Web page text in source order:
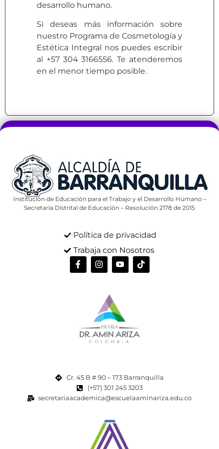
desarrollo humano.
Si deseas más información sobre
nuestro Programa de Cosmetología y
Estética Integral nos puedes escribir
al +57 304 3166556. Te atenderemos
en el menor tiempo posible.
Institución de Educación para el Trabajo y el Desarrollo Humano –
Secretaría Distrital de Educación – Resolución 2178 de 2015
Política de privacidad
Trabaja con Nosotros
Cr. 45 B # 90 – 173 Barranquilla
(+57) 301 245 3203
secretariaacademica@escuelaaminariza.edu.co